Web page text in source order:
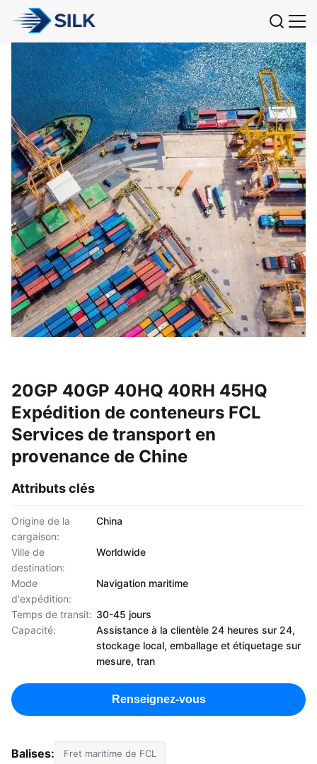
20GP 40GP 40HQ 40RH 45HQ
Expédition de conteneurs FCL
Services de transport en
provenance de Chine
Attributs clés
Origine de la
cargaison:
China
Ville de
destination:
Worldwide
Mode
d'expédition:
Navigation maritime
Temps de transit: 30-45 jours
Capacité:
Assistance à la clientèle 24 heures sur 24,
stockage local, emballage et étiquetage sur
mesure, tran
Renseignez-vous
Balises: Fret maritime de FCL